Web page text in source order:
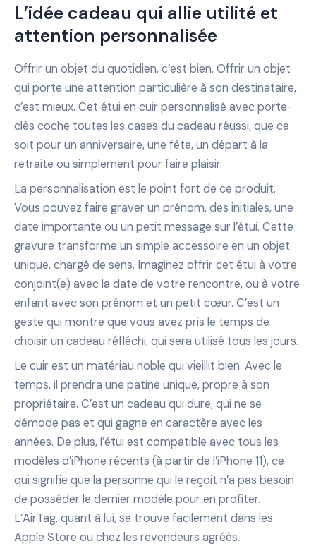
L’idée cadeau qui allie utilité et
attention personnalisée
Offrir un objet du quotidien, c’est bien. Offrir un objet
qui porte une attention particulière à son destinataire,
c’est mieux. Cet étui en cuir personnalisé avec porte-
clés coche toutes les cases du cadeau réussi, que ce
soit pour un anniversaire, une fête, un départ à la
retraite ou simplement pour faire plaisir.
La personnalisation est le point fort de ce produit.
Vous pouvez faire graver un prénom, des initiales, une
date importante ou un petit message sur l’étui. Cette
gravure transforme un simple accessoire en un objet
unique, chargé de sens. Imaginez offrir cet étui à votre
conjoint(e) avec la date de votre rencontre, ou à votre
enfant avec son prénom et un petit cœur. C’est un
geste qui montre que vous avez pris le temps de
choisir un cadeau réfléchi, qui sera utilisé tous les jours.
Le cuir est un matériau noble qui vieillit bien. Avec le
temps, il prendra une patine unique, propre à son
propriétaire. C’est un cadeau qui dure, qui ne se
démode pas et qui gagne en caractère avec les
années. De plus, l’étui est compatible avec tous les
modèles d’iPhone récents (à partir de l’iPhone 11), ce
qui signifie que la personne qui le reçoit n’a pas besoin
de posséder le dernier modèle pour en profiter.
L’AirTag, quant à lui, se trouve facilement dans les
Apple Store ou chez les revendeurs agréés.